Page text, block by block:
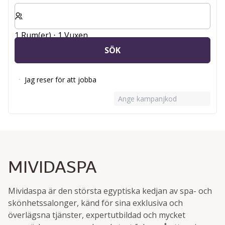
Välj antal rum och gäster för din vistelse
1 Rum(er) ⋅ 1 Vuxen
SÖK
Jag reser för att jobba
Ange kampanjkod
MIVIDASPA
Mividaspa är den största egyptiska kedjan av spa- och
skönhetssalonger, känd för sina exklusiva och
överlägsna tjänster, expertutbildad och mycket